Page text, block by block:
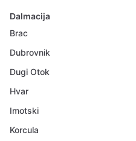
Dalmacija
Brac
Dubrovnik
Dugi Otok
Hvar
Imotski
Korcula